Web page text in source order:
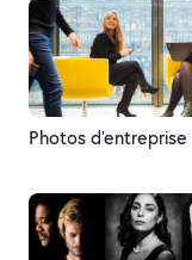
Photos d'entreprise